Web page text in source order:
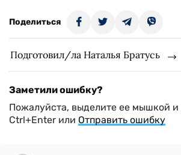
Поделиться
Подготовил/ла Наталья Братусь
Заметили ошибку?
Пожалуйста, выделите ее мышкой
Ctrl+Enter или Отправить ошибку